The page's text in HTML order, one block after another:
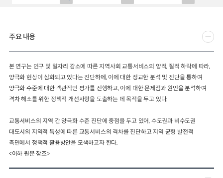
주요 내용
본 연구는 인구 및 일자리 감소에 따른 지역사회 교통서비스의 양적, 질적 하락에 따라,
양극화 현상이 심화되고 있다는 진단하에, 이에 대한 정교한 분석 및 진단을 통하여
양극화 수준에 대한 객관적인 평가를 진행하고, 이에 대한 문제점과 원인을 분석하여
격차 해소를 위한 정책적 개선사항을 도출하는 데 목적을 두고 있다.
교통서비스의 지역 간 양극화 수준 진단에 중점을 두고 있어, 수도권과 비수도권
대도시의 지역적 특성에 따른 교통서비스의 격차를 진단하고 지역 균형 발전적
측면에서 정책적 활용방안을 모색하고자 한다.
<이하 원문 참조>
2024년 국가교통조사 및 분석
요약보고서
전국여객OD 여객통행량
통행발생모형
수단분담모형
여객OD현행화
권역별통행지표
사회경제지표
교통수요예측
2024 생활물류 서비스 보
소화물배송대행
2025.09.30